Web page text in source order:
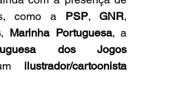
como a PSP, GNR
, Marinha Portuguesa
dos Jogos
ilustrador/cartoonista